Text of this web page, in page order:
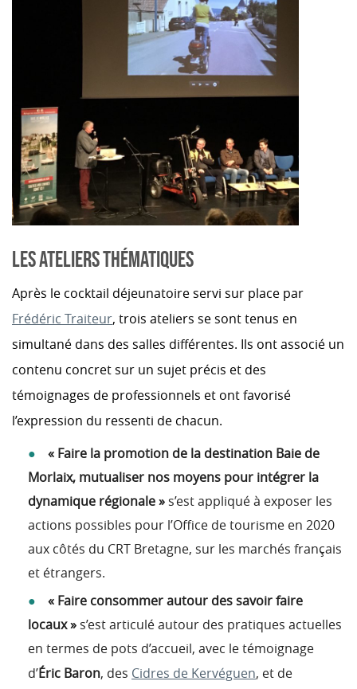
LES ATELIERS THÉMATIQUES
Après le cocktail déjeunatoire servi sur place par
Frédéric Traiteur, trois ateliers se sont tenus en
simultané dans des salles différentes. Ils ont associé un
contenu concret sur un sujet précis et des
témoignages de professionnels et ont favorisé
l’expression du ressenti de chacun.
« Faire la promotion de la destination Baie de
Morlaix, mutualiser nos moyens pour intégrer la
dynamique régionale » s’est appliqué à exposer les
actions possibles pour l’Office de tourisme en 2020
aux côtés du CRT Bretagne, sur les marchés français
et étrangers.
« Faire consommer autour des savoir faire
locaux » s’est articulé autour des pratiques actuelles
en termes de pots d’accueil, avec le témoignage
d’Éric Baron, des Cidres de Kervéguen, et de